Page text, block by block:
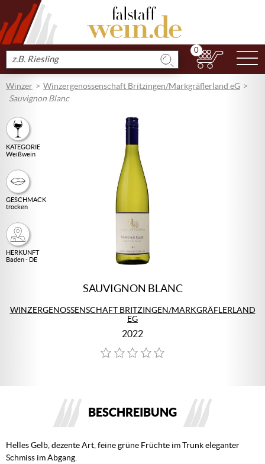
Produkt
suchen
0
Winzer
Winzergenossenschaft Britzingen/Markgräflerland eG
Sauvignon Blanc
KATEGORIE
Weißwein
GESCHMACK
trocken
HERKUNFT
Baden - DE
SAUVIGNON BLANC
WINZERGENOSSENSCHAFT BRITZINGEN/MARKGRÄFLERLAND
EG
2022
BESCHREIBUNG
Helles Gelb, dezente Art, feine grüne Früchte im Trunk eleganter
Schmiss im Abgang.